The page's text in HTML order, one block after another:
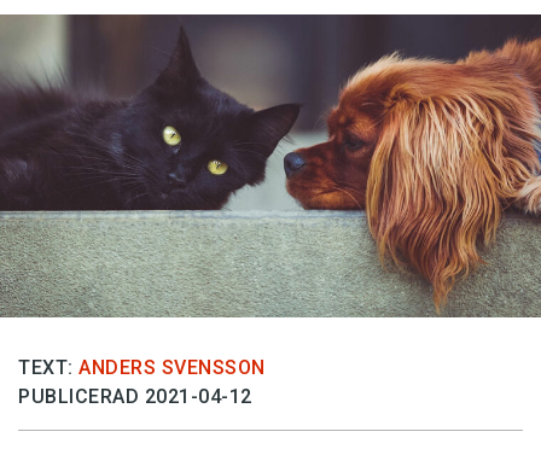
TEXT: ANDERS SVENSSON
PUBLICERAD 2021-04-12